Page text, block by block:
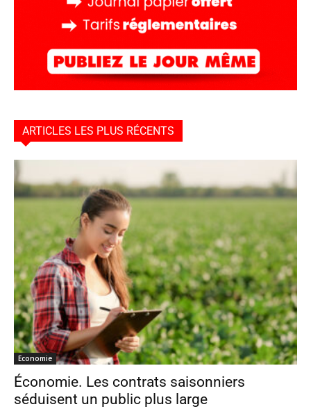
ARTICLES LES PLUS RÉCENTS
Economie
Économie. Les contrats saisonniers
séduisent un public plus large